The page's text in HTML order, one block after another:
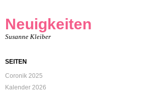
Neuigkeiten
Susanne Kleiber
SEITEN
Coronik 2025
Kalender 2026